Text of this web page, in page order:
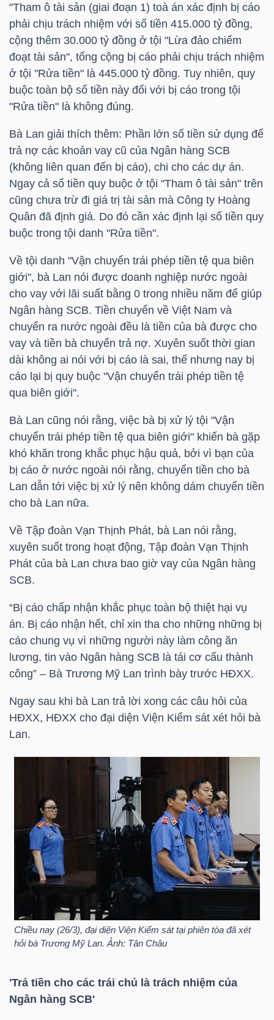
"Tham ô tài sản (giai đoạn 1) toà án xác định bị cáo
phải chịu trách nhiệm với số tiền 415.000 tỷ đồng,
cộng thêm 30.000 tỷ đồng ở tội "Lừa đảo chiếm
đoạt tài sản", tổng cộng bị cáo phải chịu trách nhiệm
ở tội "Rửa tiền" là 445.000 tỷ đồng. Tuy nhiên, quy
buộc toàn bộ số tiền này đối với bị cáo trong tội
"Rửa tiền" là không đúng.
Bà Lan giải thích thêm: Phần lớn số tiền sử dụng để
trả nợ các khoản vay cũ của Ngân hàng SCB
(không liên quan đến bị cáo), chi cho các dự án.
Ngay cả số tiền quy buộc ở tội "Tham ô tài sản" trên
cũng chưa trừ đi giá trị tài sản mà Công ty Hoàng
Quân đã định giá. Do đó cần xác định lại số tiền quy
buộc trong tội danh "Rửa tiền".
Về tội danh "Vận chuyển trái phép tiền tệ qua biên
giới", bà Lan nói được doanh nghiệp nước ngoài
cho vay với lãi suất bằng 0 trong nhiều năm để giúp
Ngân hàng SCB. Tiền chuyển về Việt Nam và
chuyển ra nước ngoài đều là tiền của bà được cho
vay và tiền bà chuyển trả nợ. Xuyên suốt thời gian
dài không ai nói với bị cáo là sai, thế nhưng nay bị
cáo lại bị quy buộc "Vận chuyển trái phép tiền tệ
qua biên giới".
Bà Lan cũng nói rằng, việc bà bị xử lý tội "Vận
chuyển trái phép tiền tệ qua biên giới" khiến bà gặp
khó khăn trong khắc phục hậu quả, bởi vì bạn của
bị cáo ở nước ngoài nói rằng, chuyển tiền cho bà
Lan dẫn tới việc bị xử lý nên không dám chuyển tiền
cho bà Lan nữa.
Về Tập đoàn Vạn Thịnh Phát, bà Lan nói rằng,
xuyên suốt trong hoạt động, Tập đoàn Vạn Thịnh
Phát của bà Lan chưa bao giờ vay của Ngân hàng
SCB.
“Bị cáo chấp nhận khắc phục toàn bộ thiệt hại vụ
án. Bị cáo nhận hết, chỉ xin tha cho những những bị
cáo chung vụ vì những người này làm công ăn
lương, tin vào Ngân hàng SCB là tái cơ cấu thành
công” – Bà Trương Mỹ Lan trình bày trước HĐXX.
Ngay sau khi bà Lan trả lời xong các câu hỏi của
HĐXX, HĐXX cho đại diện Viện Kiểm sát xét hỏi bà
Lan.
Chiều nay (26/3), đại diện Viện Kiểm sát tại phiên tòa đã xét
hỏi bà Trương Mỹ Lan. Ảnh: Tân Châu
'Trả tiền cho các trái chủ là trách nhiệm của
Ngân hàng SCB'
DOANH
NGHIỆP
CỔ
PHÁI
SINH
PHIẾU
CÔNG
CỤ
ĐẦU
TƯ
XUẤT
DỮ
LIỆU
(-)
VS-
SECTOR
NĂNG
LƯỢNG
NGUYÊN
CÔNG
NGHIỆP